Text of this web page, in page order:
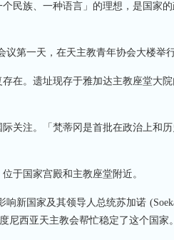
民族、一种语言」的理想，是国家
第一天，在天主教青年协会大楼举行
在。遗址现存于雅加达主教座堂大
关注。「梵蒂冈是首批在政治上和
于国家宫殿和主教座堂附近。
新国家及其领导人总统苏加诺
尼西亚天主教会帮忙稳定了这个国家。